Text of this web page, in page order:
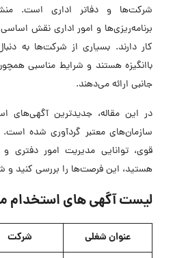
شرکت‌ها و دفاتر اداری است.
برنامه‌ریزی‌ها و امور اداری نقش
کار دارند. بسیاری از شرکت‌ها به
باانگیزه هستند و شرایط مناسبی
جانبی ارائه می‌دهند.
در این مقاله، جدیدترین آگهی‌های
سازمان‌های معتبر گردآوری شده است.
قوی، توانایی مدیریت امور دفتری و
هستید، این فرصت‌ها را بررسی کنید و
لیست آگهی های استخدام
عنوان شغلی شرکت